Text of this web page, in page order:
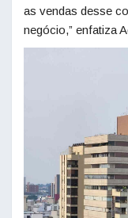
as vendas desse
negócio,” enfatiza